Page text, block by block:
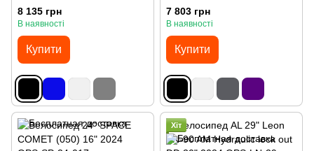
8 135 грн
В наявності
Купити
2024
7 803 грн
В наявності
Купити
Хіт